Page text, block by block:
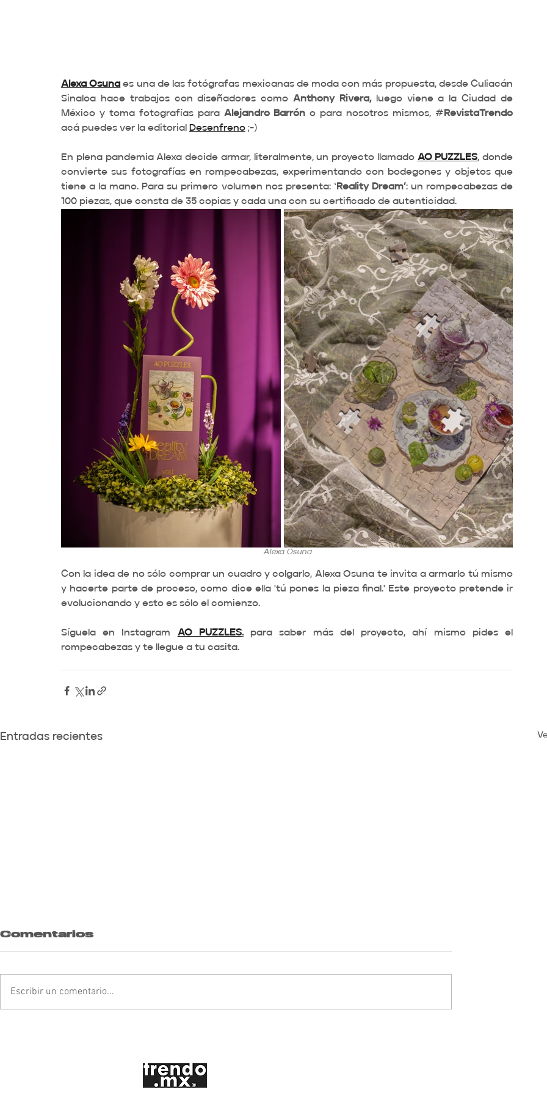
Alexa Osuna es una de las fotógrafas mexicanas de moda con más propuesta, desde Culiacán
Sinaloa hace trabajos con diseñadores como Anthony Rivera, luego viene a la Ciudad de
México y toma fotografías para Alejandro Barrón o para nosotros mismos, #RevistaTrendo
acá puedes ver la editorial Desenfreno ;-)
En plena pandemia Alexa decide armar, literalmente, un proyecto llamado AO PUZZLES, donde
convierte sus fotografías en rompecabezas, experimentando con bodegones y objetos que
tiene a la mano. Para su primero volumen nos presenta: ‘Reality Dream’: un rompecabezas de
100 piezas, que consta de 35 copias y cada una con su certificado de autenticidad.
Alexa Osuna
Con la idea de no sólo comprar un cuadro y colgarlo, Alexa Osuna te invita a armarlo tú mismo
y hacerte parte de proceso, como dice ella 'tú pones la pieza final.' Este proyecto pretende ir
evolucionando y esto es sólo el comienzo.
Síguela en Instagram AO PUZZLES. para saber más del proyecto, ahí mismo pides el
rompecabezas y te llegue a tu casita.
Entradas recientes
Comentarios
Escribir un comentario...